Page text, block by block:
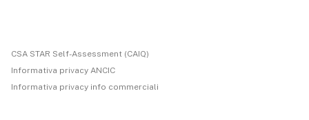
CSA STAR Self-Assessment (CAIQ)
Informativa privacy ANCIC
Informativa privacy info commerciali